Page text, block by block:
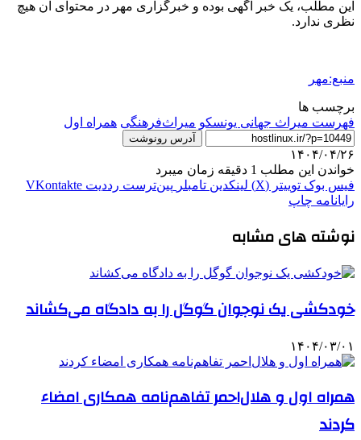
این مطلب، یک خبر آگهی بوده و خبرگزاری مهر در محتوای آن هیچ
نظری ندارد.
منبع:مهر
برچسب ها
فهرست میراث جهانی یونسکو میراث‌فرهنگی همراه اول
آدرس رونوشت
۱۴۰۴/۰۴/۲۶
خواندن این مطلب 1 دقیقه زمان میبرد
فیس بوک توییتر (X) لینکدین ‫تامبلر ‫پین‌ترست ‫رددیت ‫VKontakte
رایانامه چاپ
نوشته های مشابه
خودکشی یک نوجوان گوگل را به دادگاه می‌کشاند
۱۴۰۴/۰۳/۰۱
همراه اول و هلال‌احمر تفاهم‌نامه همکاری امضاء
کردند